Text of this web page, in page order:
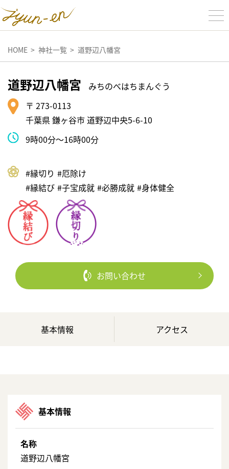
HOME 神社一覧 道野辺八幡宮
道野辺八幡宮
みちのべはちまんぐう
〒 273-0113
千葉県 鎌ヶ谷市 道野辺中央5-6-10
9時00分～16時00分
#縁切り #厄除け
#縁結び #⼦宝成就 #必勝成就 #⾝体健全
お問い合わせ
基本情報 アクセス
基本情報
名称
道野辺八幡宮